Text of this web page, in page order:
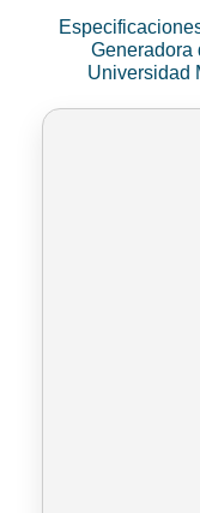
Generadora
Universidad